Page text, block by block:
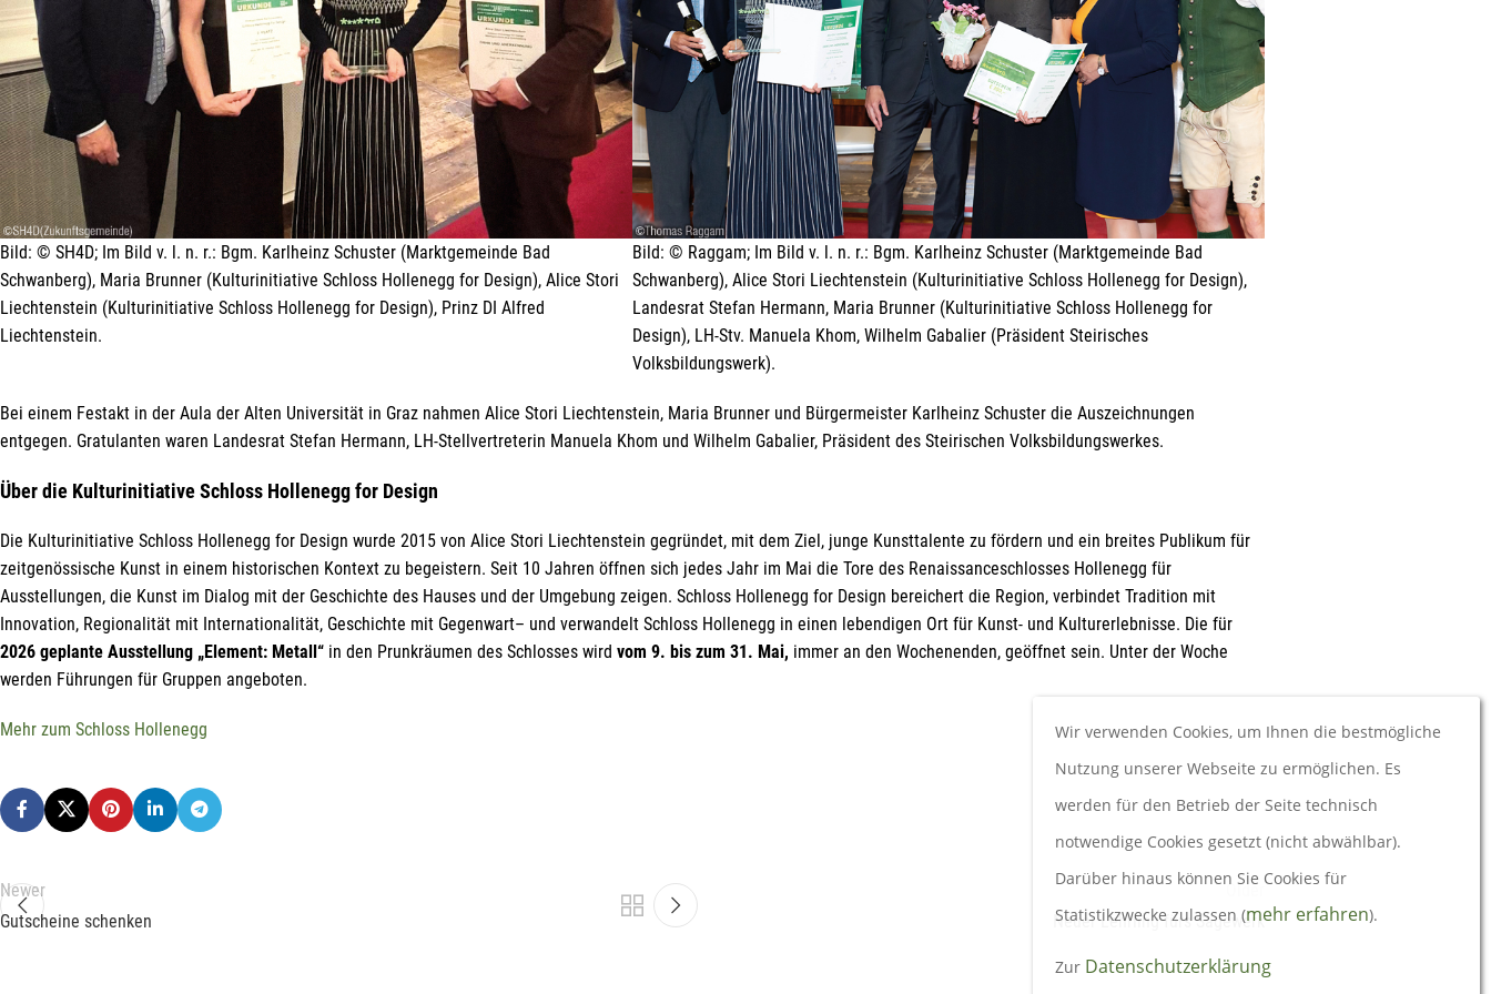
Bild: © SH4D; Im Bild v. l. n. r.: Bgm. Karlheinz Schuster (Marktgemeinde Bad
Schwanberg), Maria Brunner (Kulturinitiative Schloss Hollenegg for Design), Alice Stori
Liechtenstein (Kulturinitiative Schloss Hollenegg for Design), Prinz DI Alfred
Liechtenstein.
Bild: © Raggam; Im Bild v. l. n. r.: Bgm. Karlheinz Schuster (Marktgemeinde Bad
Schwanberg), Alice Stori Liechtenstein (Kulturinitiative Schloss Hollenegg for Design),
Landesrat Stefan Hermann, Maria Brunner (Kulturinitiative Schloss Hollenegg for
Design), LH-Stv. Manuela Khom, Wilhelm Gabalier (Präsident Steirisches
Volksbildungswerk).
Bei einem Festakt in der Aula der Alten Universität in Graz nahmen Alice Stori Liechtenstein, Maria Brunner und Bürgermeister Karlheinz Schuster die Auszeichnungen
entgegen. Gratulanten waren Landesrat Stefan Hermann, LH-Stellvertreterin Manuela Khom und Wilhelm Gabalier, Präsident des Steirischen Volksbildungswerkes.
Über die Kulturinitiative Schloss Hollenegg for Design
Die Kulturinitiative Schloss Hollenegg for Design wurde 2015 von Alice Stori Liechtenstein gegründet, mit dem Ziel, junge Kunsttalente zu fördern und ein breites Publikum für
zeitgenössische Kunst in einem historischen Kontext zu begeistern. Seit 10 Jahren öffnen sich jedes Jahr im Mai die Tore des Renaissanceschlosses Hollenegg für
Ausstellungen, die Kunst im Dialog mit der Geschichte des Hauses und der Umgebung zeigen. Schloss Hollenegg for Design bereichert die Region, verbindet Tradition mit
Innovation, Regionalität mit Internationalität, Geschichte mit Gegenwart– und verwandelt Schloss Hollenegg in einen lebendigen Ort für Kunst- und Kulturerlebnisse. Die für
2026 geplante Ausstellung „Element: Metall“ in den Prunkräumen des Schlosses wird vom 9. bis zum 31. Mai, immer an den Wochenenden, geöffnet sein. Unter der Woche
werden Führungen für Gruppen angeboten.
Mehr zum Schloss Hollenegg
Newer
Gutscheine schenken
Older
Neuer Lehrling fürs Sägewerk
Wir verwenden Cookies, um Ihnen die bestmögliche
Nutzung unserer Webseite zu ermöglichen. Es
werden für den Betrieb der Seite technisch
notwendige Cookies gesetzt (nicht abwählbar).
Darüber hinaus können Sie Cookies für
Statistikzwecke zulassen (mehr erfahren).
Zur Datenschutzerklärung